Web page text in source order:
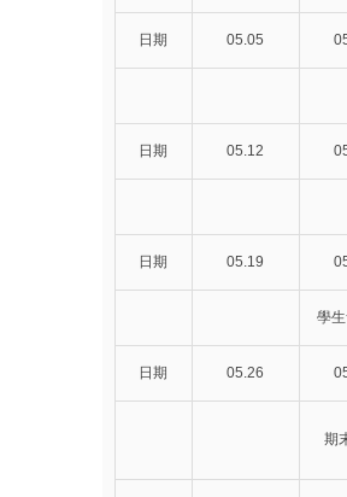
日期 05.05
日期 05.12
日期 05.19
學
日期 05.26
期